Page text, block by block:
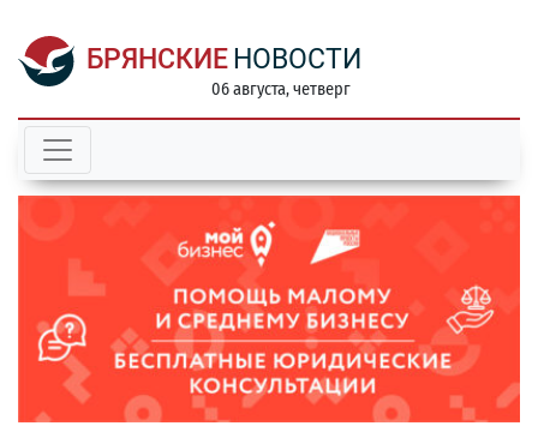
БРЯНСКИЕ НОВОСТИ
06 августа, четверг